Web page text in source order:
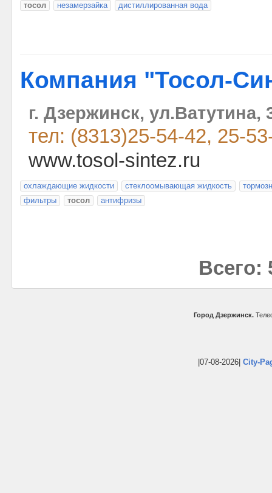
тосол незамерзайка дистиллированная вода
Компания "Тосол-
г. Дзержинск, ул.Ватутина,
тел: (8313)25-54-42, 25-
www.tosol-sintez.ru
охлаждающие жидкости стеклоомывающая жидкость
фильтры
тосол антифризы
Всего:
Город Дзержинск.
|07-08-2026| City-